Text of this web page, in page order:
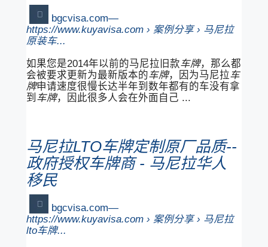
bgcvisa.com
https://www.kuyavisa.com › 案例分享 › 马尼拉
原装车...
如果您是2014年以前的马尼拉旧款车牌，那么都
会被要求更新为最新版本的车牌，因为马尼拉车
牌申请速度很慢长达半年到数年都有的车没有拿
到 车牌，因此很多人会在外面自己 ...
马尼拉LTO车牌定制原厂品质--
政府授权车牌商 - 马尼拉华人
移民
bgcvisa.com
https://www.kuyavisa.com › 案例分享 › 马尼拉
lto车牌...